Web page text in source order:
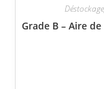
Déstockage
Grade B – Aire